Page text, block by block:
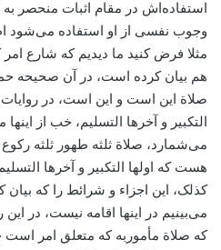
استفاده‌اش در مقام اثبات منحصر
وجوب نفسی از او استفاده می‌شود
مثلا فرض کنید ما دیدیم که شارع
هم بیان کرده است، در آن صحیحه
صلاة این است و این است، ‌در
التکبیر و آخرها التسلیم، خب از
می‌شمارد، ‌صلاة ثلثه طهور ثلثه
هست که اولها التکبیر و آخرها
کذلک، این اجزاء و شرائط را که
می‌بینیم در اینها اقامه نیست، در این
که صلاة مأموربه که متعلق امر است